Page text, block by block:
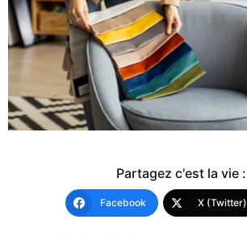
Partagez c'est la vie :
Facebook X (Twitter)